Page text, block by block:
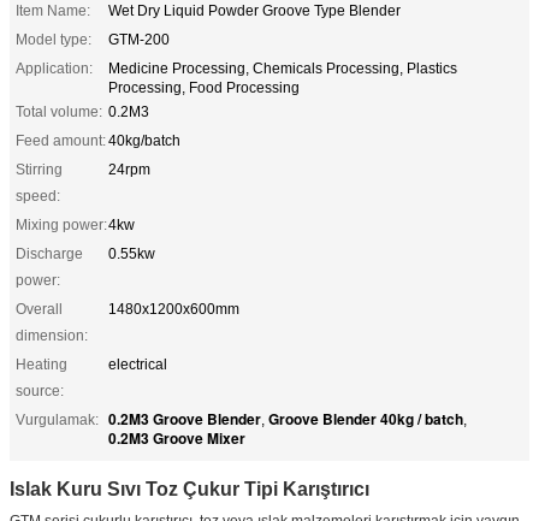
Item Name:
Wet Dry Liquid Powder Groove Type Blender
Model type:
GTM-200
Application:
Medicine Processing, Chemicals Processing, Plastics
Processing, Food Processing
Total volume: 0.2M3
Feed amount:40kg/batch
Stirring
speed:
24rpm
Mixing power:4kw
Discharge
power:
0.55kw
Overall
dimension:
1480x1200x600mm
Heating
source:
electrical
Vurgulamak: 0.2M3 Groove Blender, Groove Blender 40kg / batch,
0.2M3 Groove Mixer
Islak Kuru Sıvı Toz Çukur Tipi Karıştırıcı